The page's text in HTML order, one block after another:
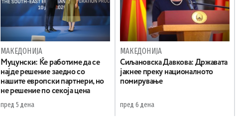
МАКЕДОНИЈА
Муцунски: Ќе работиме да се
најде решение заедно со
нашите европски партнери, но
не решение по секоја цена
пред 5 дена
МАКЕДОНИЈА
Сиљановска Давкова: Државата
јакнее преку националното
помирување
пред 6 дена